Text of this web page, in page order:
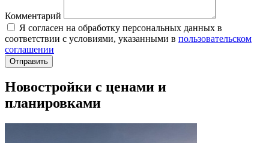
Комментарий
Я согласен на обработку персональных данных в
соответствии с условиями, указанными в пользовательском
соглашении
Новостройки с ценами и
планировками